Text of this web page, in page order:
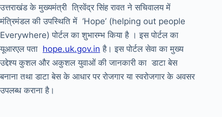
उत्तराखंड के मुख्यमंत्री त्रिवेंद्र सिंह रावत ने सचिवालय में
मंत्रिमंडल की उपस्थिति में ‘Hope’ (helping out people
Everywhere) पोर्टल का शुभारम्भ किया है । इस पोर्टल का
यूआरएल पता hope.uk.gov.in है। इस पोर्टल सेवा का मुख्य
उद्देश्य कुशल और अकुशल युवाओं की जानकारी का डाटा बेस
बनाना तथा डाटा बेस के आधार पर रोजगार या स्वरोजगार के अवसर
उपलब्ध कराना है।